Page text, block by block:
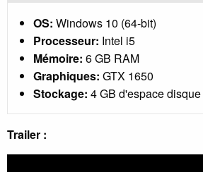
OS: Windows 10 (64-bit)
Processeur: Intel i5
Mémoire: 6 GB RAM
Graphiques: GTX 1650
Stockage: 4 GB d'espace
Trailer :